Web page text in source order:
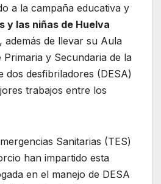
a la campaña educativa y
y las niñas de Huelva
además de llevar su Aula
y Secundaria de la
dos desfibriladores (DESA)
trabajos entre los
Sanitarias (TES)
han impartido esta
en el manejo de DESA